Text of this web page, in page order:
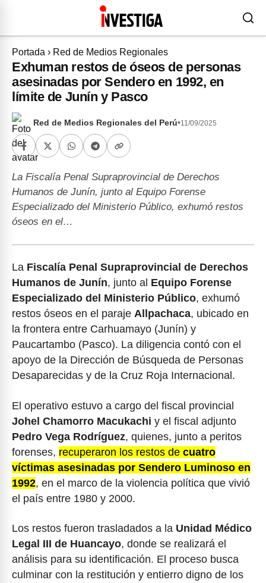
Portada › Red de Medios Regionales
Exhuman restos de óseos de personas
asesinadas por Sendero en 1992, en
límite de Junín y Pasco
Red de Medios Regionales del Perú•11/09/2025
La Fiscalía Penal Supraprovincial de Derechos
Humanos de Junín, junto al Equipo Forense
Especializado del Ministerio Público, exhumó restos
óseos en el…
La Fiscalía Penal Supraprovincial de Derechos
Humanos de Junín, junto al Equipo Forense
Especializado del Ministerio Público, exhumó
restos óseos en el paraje Allpachaca, ubicado en
la frontera entre Carhuamayo (Junín) y
Paucartambo (Pasco). La diligencia contó con el
apoyo de la Dirección de Búsqueda de Personas
Desaparecidas y de la Cruz Roja Internacional.
El operativo estuvo a cargo del fiscal provincial
Johel Chamorro Macukachi y el fiscal adjunto
Pedro Vega Rodríguez, quienes, junto a peritos
forenses, recuperaron los restos de cuatro
víctimas asesinadas por Sendero Luminoso en
1992, en el marco de la violencia política que vivió
el país entre 1980 y 2000.
Los restos fueron trasladados a la Unidad Médico
Legal III de Huancayo, donde se realizará el
análisis para su identificación. El proceso busca
culminar con la restitución y entierro digno de los